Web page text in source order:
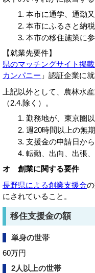
本市に通学、通勤
本市にふるさと納
本市の移住施策に
【就業先要件】
県のマッチングサイト掲
カンパニー 」認証企業に就
上記以外として、農林水
（2.4.除く）。
勤務地が、東京圏
週20時間以上の無
支援金の申請日か
転勤、出向、出張
オ 創業に関する要件
長野県による創業支援金
にされていること。
移住支援金の額
単身の世帯
60万円
2人以上の世帯